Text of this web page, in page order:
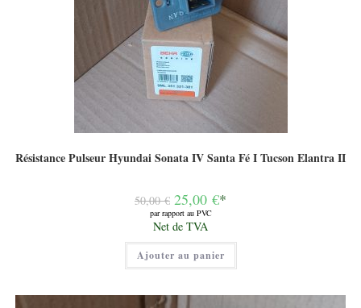
Résistance Pulseur Hyundai Sonata IV Santa Fé I Tucson Elantra II
50,00€ Le
prix
initial
était :
50,00 €.
25,00 €*
par rapport au PVC
Le
prix
actuel
est :
25,00 €.
Net de TVA
Ajouter au panier